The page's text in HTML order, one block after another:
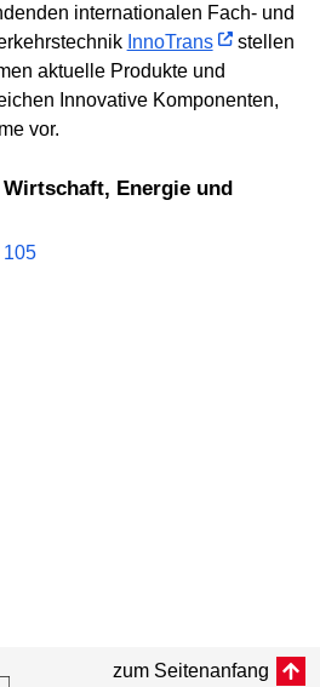
internationalen Fach- und
InnoTrans
stellen
aktuelle Produkte und
Innovative Komponenten,
vor.
105
zum Seitenanfang